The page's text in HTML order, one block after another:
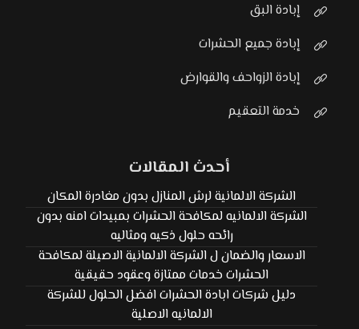
إبادة البق
إبادة جميع الحشرات
إبادة الزواحف والقوارض
خدمة التعقيم
أحدث المقالات
الشركة الالمانية لرش المنازل بدون مغادرة المكان
الشركة الالمانيه لمكافحة الحشرات بمبيدات امنه بدون
رائحه حلول ذكيه ومثاليه
الاسعار والضمان ل الشركة الالمانية الاصيلة لمكافحة
الحشرات خدمات ممتازة وعقود حقيقية
دليل شركات ابادة الحشرات افضل الحلول للشركة
الالمانيه الاصلية